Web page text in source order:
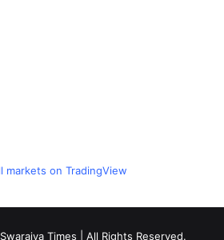
markets on TradingView
Times | All Rights Reserved.